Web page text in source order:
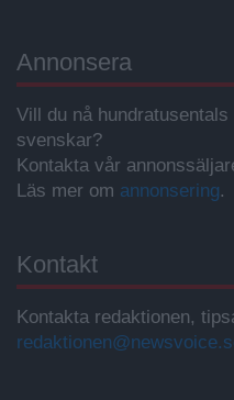
Annonsera
Vill du nå
svenskar?
Kontakta vår
Läs mer om annonsering.
Kontakt
Kontakta redaktionen,